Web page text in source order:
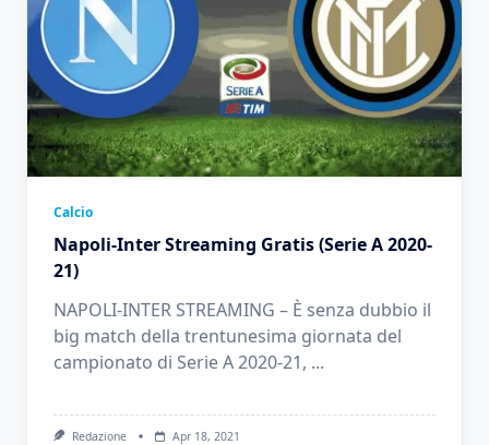
Calcio
Napoli-Inter Streaming Gratis (Serie A 2020-
21)
NAPOLI-INTER STREAMING – È senza dubbio il
big match della trentunesima giornata del
campionato di Serie A 2020-21, ...
Redazione Apr 18, 2021